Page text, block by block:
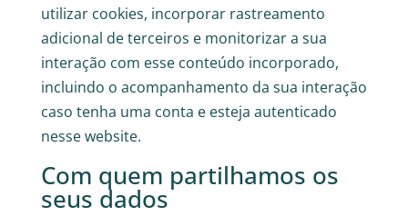
utilizar cookies, incorporar rastreamento
adicional de terceiros e monitorizar a sua
interação com esse conteúdo incorporado,
incluindo o acompanhamento da sua interação
caso tenha uma conta e esteja autenticado
nesse website.
Com quem partilhamos os
seus dados